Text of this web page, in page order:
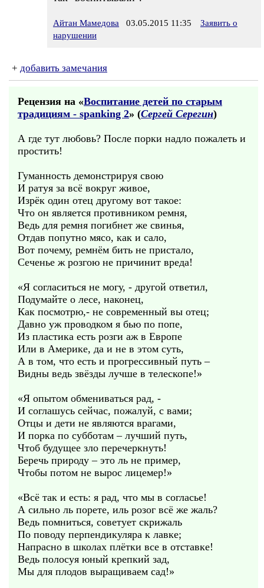
Айтан Мамедова 03.05.2015 11:35
Заявить о
нарушении
+ добавить замечания
Рецензия на «Воспитание детей по старым
традициям - spanking 2» (Сергей Серегин)
А где тут любовь? После порки надло пожалеть и
простить!
Гуманность демонстрируя свою
И ратуя за всё вокруг живое,
Изрёк один отец другому вот такое:
Что он является противником ремня,
Ведь для ремня погибнет же свинья,
Отдав попутно мясо, как и сало,
Вот почему, ремнём бить не пристало,
Сеченье ж розгою не причинит вреда!
«Я согласиться не могу, - другой ответил,
Подумайте о лесе, наконец,
Как посмотрю,- не современный вы отец;
Давно уж проводком я бью по попе,
Из пластика есть розги аж в Европе
Или в Америке, да и не в этом суть,
А в том, что есть и прогрессивный путь –
Видны ведь звёзды лучше в телескопе!»
«Я опытом обмениваться рад, -
И соглашусь сейчас, пожалуй, с вами;
Отцы и дети не являются врагами,
И порка по субботам – лучший путь,
Чтоб будущее зло перечеркнуть!
Беречь природу – это ль не пример,
Чтобы потом не вырос лицемер!»
«Всё так и есть: я рад, что мы в согласье!
А сильно ль порете, иль розог всё же жаль?
Ведь помниться, советует скрижаль
По поводу перпендикуляра к лавке;
Напрасно в школах плётки все в отставке!
Ведь полосуя юный крепкий зад,
Мы для плодов выращиваем сад!»